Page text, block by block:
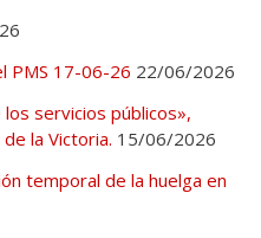
PMS 17-06-26 22/06/2026
servicios públicos»,
la Victoria. 15/06/2026
temporal de la huelga en